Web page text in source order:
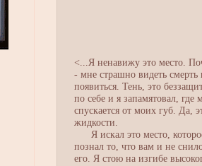
<...Я ненавижу это место.
- мне страшно видеть смерть
появиться. Тень, это
по себе и я запамятовал,
спускается от моих губ. Да,
жидкости.
Я искал это место,
познал то, что вам и не
его. Я стою на изгибе